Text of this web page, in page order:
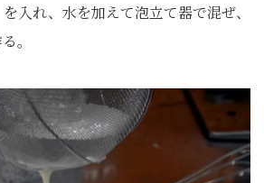
を入れ、水を加えて泡立て器で混ぜ、
。